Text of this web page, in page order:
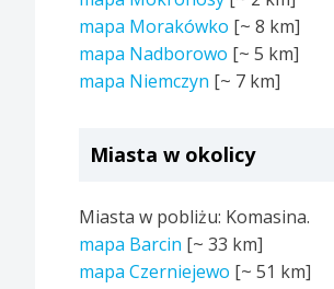
mapa Morakówko [~ 8 km]
mapa Nadborowo [~ 5 km]
mapa Niemczyn [~ 7 km]
Miasta w okolicy
Miasta w pobliżu: Komasina.
mapa Barcin [~ 33 km]
mapa Czerniejewo [~ 51 km]